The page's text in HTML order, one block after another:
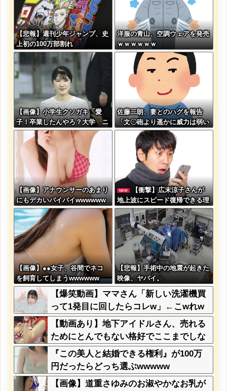
【悲報】週刊少年ジャンプ、史
上初の100万部割れ
洋服の青山、空調ウェアを発売
ｗｗｗｗｗｗ
【画像】小学生クソガキ「愛
子！卒業したんやろ？大学 ニ
ュースで見たわ」→結果wwww
wwww
佐藤二朗、妻とのハグを報告
「文〇砲より遥かに威力は弱い
が、僕のノロケ砲をお見舞いす
【画像】アナウンサーのあまり
にもデカいパイパイwwwwww
ww
NEW
【衝撃】広末涼子さんが
地上波にスピード復帰できる理
由←コレ、誰にも分からない模
様w w w w w w w w
【画像】●●女子、谷間でネコ
を飼育してしまうwwwwww
【悲報】手術中の地震が起きた
映像、ヤバイ。
【爆笑動画】ママさん「新しい洗濯機買
って1発目に回したらコレw」←こwれw
はw w w w w w w w w w
【動画あり】地下アイドルさん、売れる
ためにとんでもない格好でここまでしな
きゃいけないと判明ｗｗｗｗｗ
『この美人と結婚できる権利』が100万
円だったらどっち選ぶwwwww
【画像】道重さゆみのお淑やかなお乳が